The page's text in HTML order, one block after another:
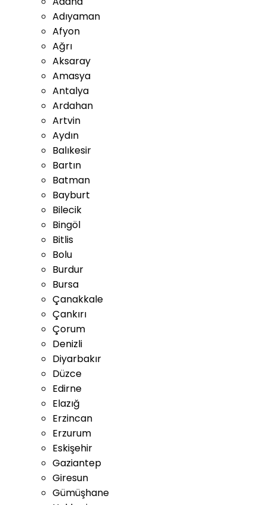
Adıyaman
Afyon
Ağrı
Aksaray
Amasya
Antalya
Ardahan
Artvin
Aydın
Balıkesir
Bartın
Batman
Bayburt
Bilecik
Bingöl
Bitlis
Bolu
Burdur
Bursa
Çanakkale
Çankırı
Çorum
Denizli
Diyarbakır
Düzce
Edirne
Elazığ
Erzincan
Erzurum
Eskişehir
Gaziantep
Giresun
Gümüşhane